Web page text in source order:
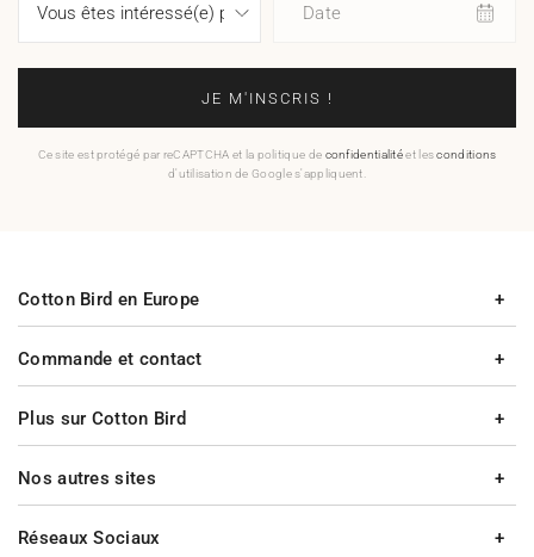
Date
JE M'INSCRIS !
Ce site est protégé par reCAPTCHA et la politique de confidentialitéet lesconditions
d'utilisation de Google s'appliquent.
Commande et contact
Plus sur Cotton Bird
Cotton Bird en Europe
Nos autres sites
Réseaux Sociaux